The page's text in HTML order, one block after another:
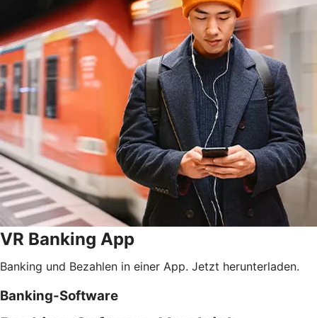
VR Banking App
Banking und Bezahlen in einer App. Jetzt herunterladen.
Banking-Software